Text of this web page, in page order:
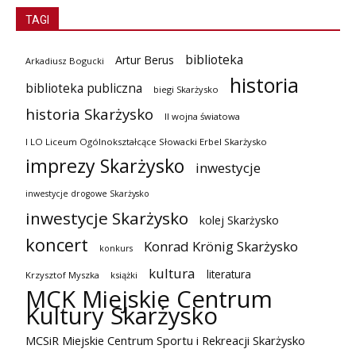
TAGI
Arkadiusz Bogucki Artur Berus
biblioteka
biblioteka publiczna
biegi Skarżysko historia
historia Skarżysko II wojna światowa
I LO Liceum Ogólnokształcące Słowacki Erbel Skarżysko
imprezy Skarżysko inwestycje
inwestycje drogowe Skarżysko
inwestycje Skarżysko kolej Skarżysko
koncert konkurs Konrad Krönig Skarżysko
Krzysztof Myszka książki kultura literatura
MCK Miejskie Centrum
Kultury Skarżysko
MCSiR Miejskie Centrum Sportu i Rekreacji Skarżysko